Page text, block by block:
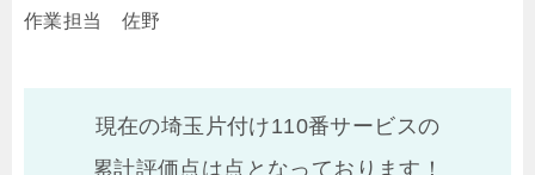
作業担当 佐野
現在の埼玉片付け110番サービスの
累計評価点は点となっております！